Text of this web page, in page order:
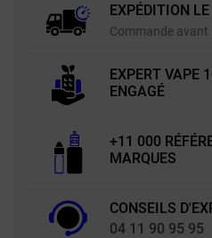
EXPÉDITION
Commande avant
EXPERT VAPE
ENGAGÉ
+11 000
MARQUES
CONSEILS
04 11 90 95 95